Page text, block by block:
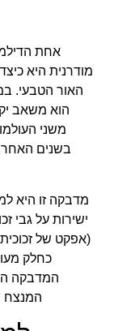
אחת
מודרנית היא
האור הטבעי.
הוא משאב
משני
בשנים
מדבקה זו היא
ישירות על גבי
(אפקט של
כחלק
המדבקה
המנצח